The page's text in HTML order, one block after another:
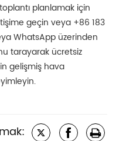
toplantı planlamak için
geçin veya +86 183
WhatsApp üzerinden
tarayarak ücretsiz
gelişmiş hava